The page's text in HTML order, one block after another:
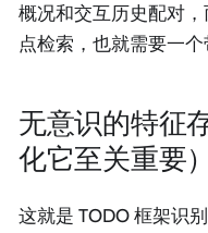
概况和交互历史配对
点检索，也就需要一个
无意识的特征
化它至关重要）
这就是 TODO 框架识